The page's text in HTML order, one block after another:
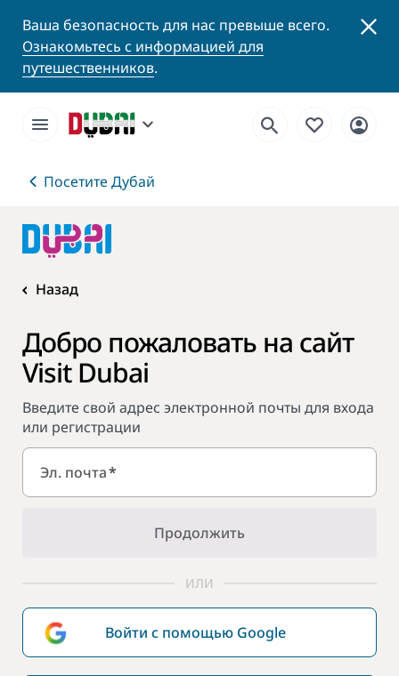
Ваша безопасность для нас превыше всего.
Ознакомьтесь с информацией для
путешественников.
Посетите Дубай
Назад
Добро пожаловать на сайт
Visit Dubai
Введите свой адрес электронной почты для входа
или регистрации
Эл. почта*
Продолжить
ИЛИ
Войти с помощью Google